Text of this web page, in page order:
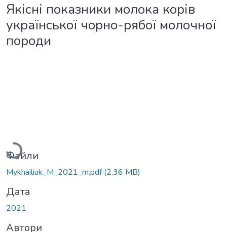
Якісні показники молока корів
української чорно-рябої молочної
породи
Вантажиться...
Файли
Mykhailiuk_M_2021_m.pdf(2,36 MB)
Дата
2021
Автори